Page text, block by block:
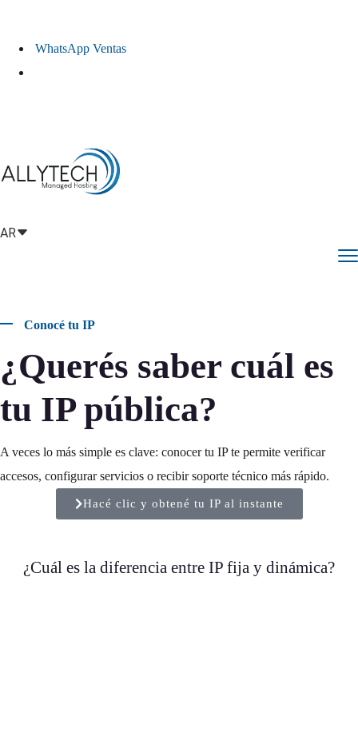
WhatsApp Ventas
AR
Conocé tu IP
¿Querés saber cuál es
tu IP pública?
A veces lo más simple es clave: conocer tu IP te permite verificar
accesos, configurar servicios o recibir soporte técnico más rápido.
Hacé clic y obtené tu IP al instante
¿Cuál es la diferencia entre IP fija y dinámica?